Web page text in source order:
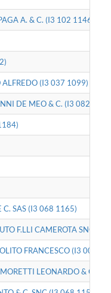
A. & C. (I3 102 1146)
ALFREDO (I3 037 1099)
DE MEO & C. (I3 082
C. SAS (I3 068 1165)
F.LLI CAMEROTA SNC (I3
FRANCESCO (I3 004
LEONARDO & C.